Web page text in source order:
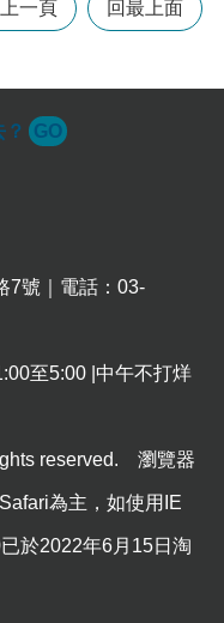
一頁 回最上面
GO
7號｜電話：03-
至5:00 |中午不打烊
reserved. 瀏覽器
為主，如使用IE
於2022年6月15日淘